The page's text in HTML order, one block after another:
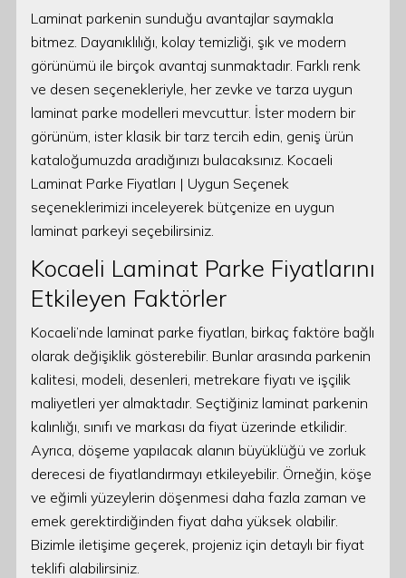
Laminat parkenin sunduğu avantajlar saymakla
bitmez. Dayanıklılığı, kolay temizliği, şık ve modern
görünümü ile birçok avantaj sunmaktadır. Farklı renk
ve desen seçenekleriyle, her zevke ve tarza uygun
laminat parke modelleri mevcuttur. İster modern bir
görünüm, ister klasik bir tarz tercih edin, geniş ürün
kataloğumuzda aradığınızı bulacaksınız. Kocaeli
Laminat Parke Fiyatları | Uygun Seçenek
seçeneklerimizi inceleyerek bütçenize en uygun
laminat parkeyi seçebilirsiniz.
Kocaeli Laminat Parke Fiyatlarını
Etkileyen Faktörler
Kocaeli’nde laminat parke fiyatları, birkaç faktöre bağlı
olarak değişiklik gösterebilir. Bunlar arasında parkenin
kalitesi, modeli, desenleri, metrekare fiyatı ve işçilik
maliyetleri yer almaktadır. Seçtiğiniz laminat parkenin
kalınlığı, sınıfı ve markası da fiyat üzerinde etkilidir.
Ayrıca, döşeme yapılacak alanın büyüklüğü ve zorluk
derecesi de fiyatlandırmayı etkileyebilir. Örneğin, köşe
ve eğimli yüzeylerin döşenmesi daha fazla zaman ve
emek gerektirdiğinden fiyat daha yüksek olabilir.
Bizimle iletişime geçerek, projeniz için detaylı bir fiyat
teklifi alabilirsiniz.